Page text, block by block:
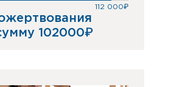
112 000₽
102000₽